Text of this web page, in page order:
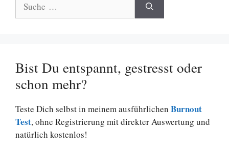
nach:
Bist Du entspannt, gestresst oder
schon mehr?
Teste Dich selbst in meinem ausführlichen Burnout
Test, ohne Registrierung mit direkter Auswertung und
natürlich kostenlos!